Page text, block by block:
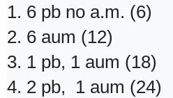
1. 6 pb no a.m. (6)
2. 6 aum (12)
3. 1 pb, 1 aum (18)
4. 2 pb, 1 aum (24)